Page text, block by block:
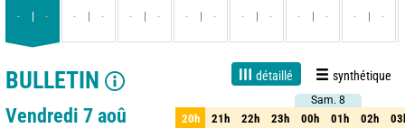
- - - - - - - - - - - - - -
BULLETIN détaillé synthétique
1 jour 3 jours 7 jours 15 jours Fiabilité 90%
Vendredi 7 aoû
Sam. 8
20h 21h 22h 23h 00h 01h 02h
Sam. 8
20h 21h 22h 23h 00h 01h 02h